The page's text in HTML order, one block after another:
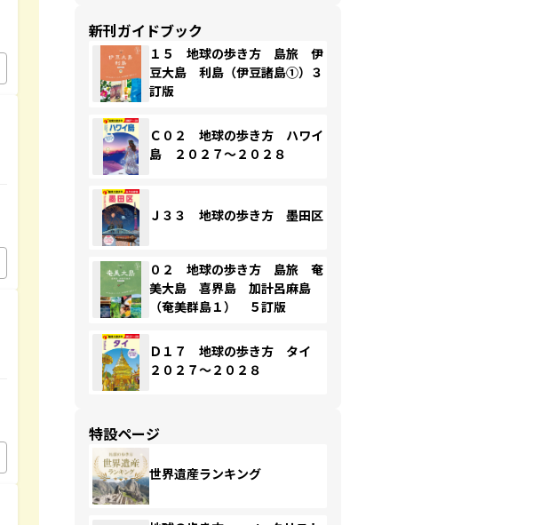
新刊ガイドブック
１５ 地球の歩き方 島旅 伊
豆大島 利島（伊豆諸島①）３
訂版
Ｃ０２ 地球の歩き方 ハワイ
島 ２０２７～２０２８
Ｊ３３ 地球の歩き方 墨田区
０２ 地球の歩き方 島旅 奄
美大島 喜界島 加計呂麻島
（奄美群島１） ５訂版
Ｄ１７ 地球の歩き方 タイ
２０２７～２０２８
特設ページ
世界遺産ランキング